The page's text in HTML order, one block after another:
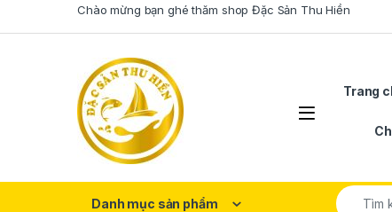
Skip to navigation
Skip to contentChào mừng bạn ghé thăm shop Đặc Sản Thu Hiền
Open
Trang
Danh mục sản phẩm
Search